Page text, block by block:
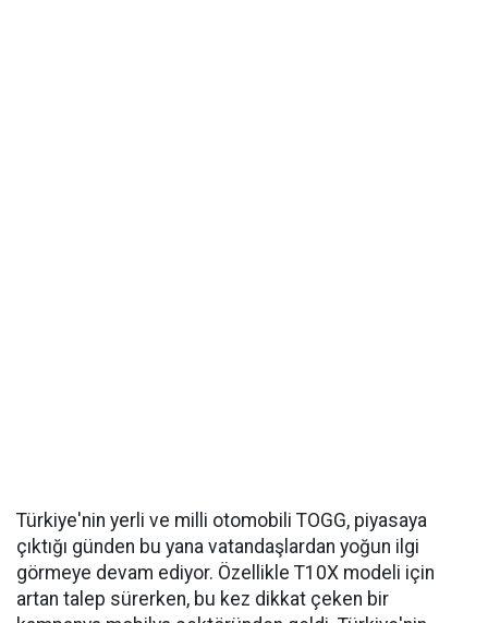
Türkiye'nin yerli ve milli otomobili TOGG, piyasaya
çıktığı günden bu yana vatandaşlardan yoğun ilgi
görmeye devam ediyor. Özellikle T10X modeli için
artan talep sürerken, bu kez dikkat çeken bir